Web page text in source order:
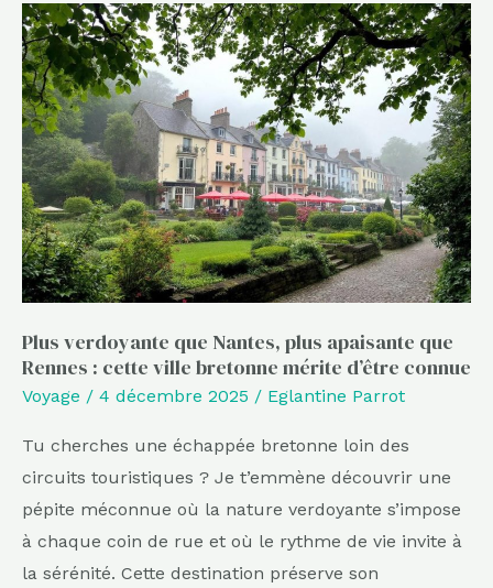
Plus verdoyante que Nantes, plus apaisante que
Rennes : cette ville bretonne mérite d’être connue
Voyage / 4 décembre 2025 / Eglantine Parrot
Tu cherches une échappée bretonne loin des
circuits touristiques ? Je t’emmène découvrir une
pépite méconnue où la nature verdoyante s’impose
à chaque coin de rue et où le rythme de vie invite à
la sérénité. Cette destination préserve son
Plus
verdoyante
que
Nantes,
plus
apaisante
que
Rennes
:
cette
ville
bretonne
mérite